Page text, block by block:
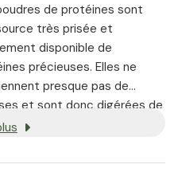
de protéines sont
très prisée et
disponible de
précieuses. Elles ne
presque pas de
et sont donc digérées de
optimale et facilement
sont rapides à